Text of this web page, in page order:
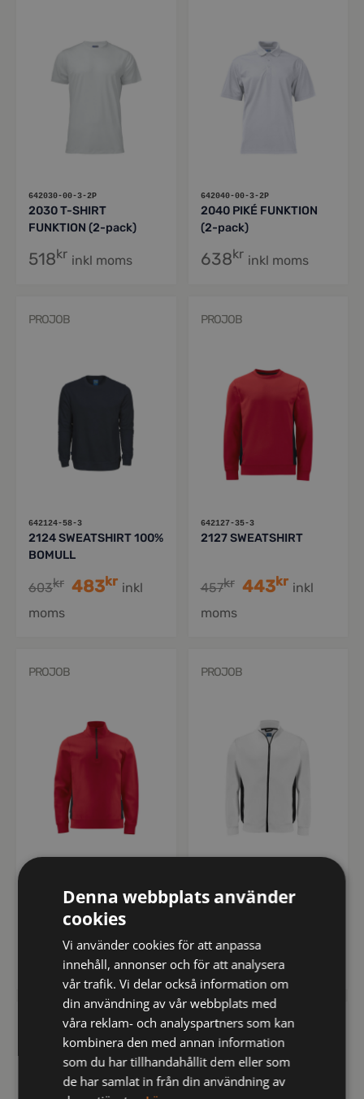
642030-00-3-2P
2030 T-SHIRT
FUNKTION (2-pack)
518kr inkl moms
642040-00-3-2P
2040 PIKÉ FUNKTION
(2-pack)
638kr inkl moms
PROJOB
642124-58-3
2124 SWEATSHIRT 100%
BOMULL
603kr 483kr inkl
moms
PROJOB
642127-35-3
2127 SWEATSHIRT
457kr 443kr inkl
moms
PROJOB
2128 SWEATSHIRT ½ ZIP
499
inkl
moms
PROJOB
2129 SWEATSHIRT
850 680
moms
PROJOB PROJOB
Denna webbplats använder
cookies
Vi använder cookies för att anpassa
innehåll, annonser och för att analysera
vår trafik. Vi delar också information om
din användning av vår webbplats med
våra reklam- och analyspartners som kan
kombinera den med annan information
som du har tillhandahållit dem eller som
de har samlat in från din användning av